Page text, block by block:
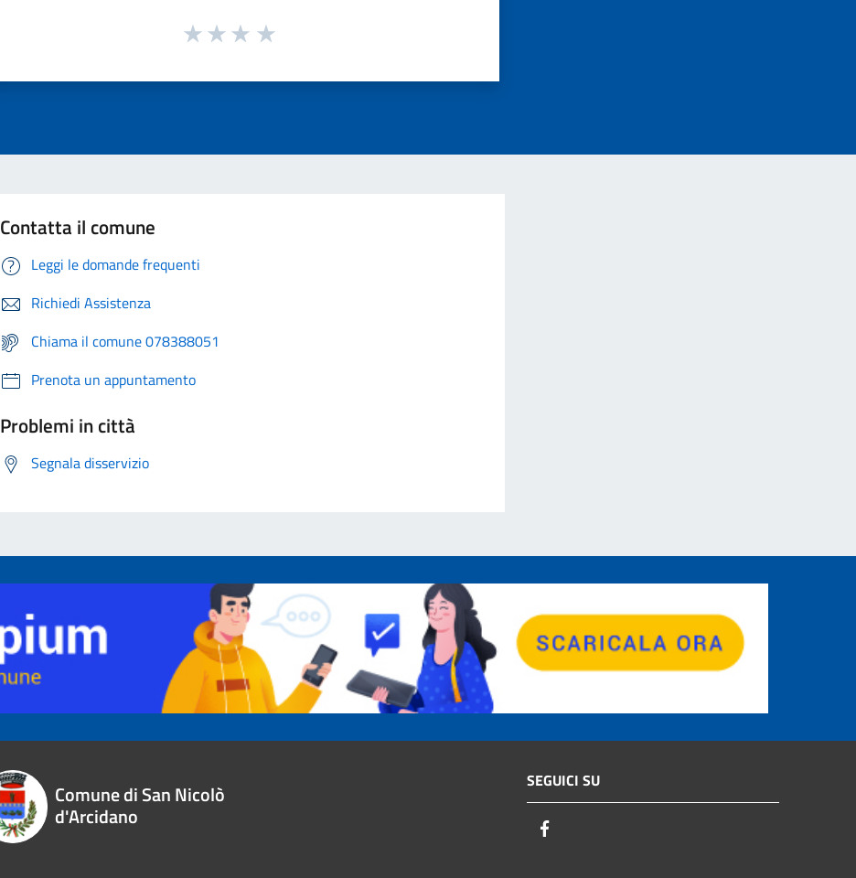
Contatta il comune
Leggi le domande frequenti
Richiedi Assistenza
Chiama il comune 078388051
Prenota un appuntamento
Problemi in città
Segnala disservizio
Comune di San Nicolò
d'Arcidano
SEGUICI SU